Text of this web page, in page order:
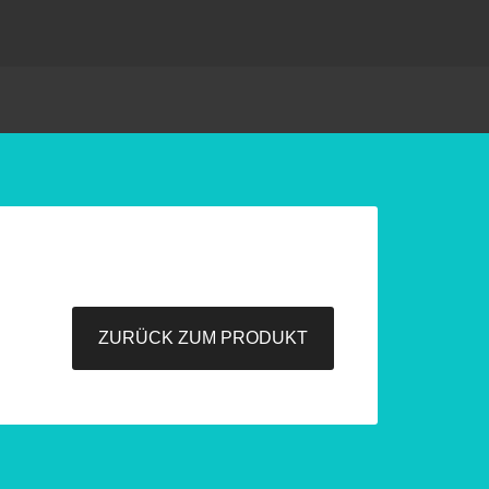
ZURÜCK ZUM PRODUKT